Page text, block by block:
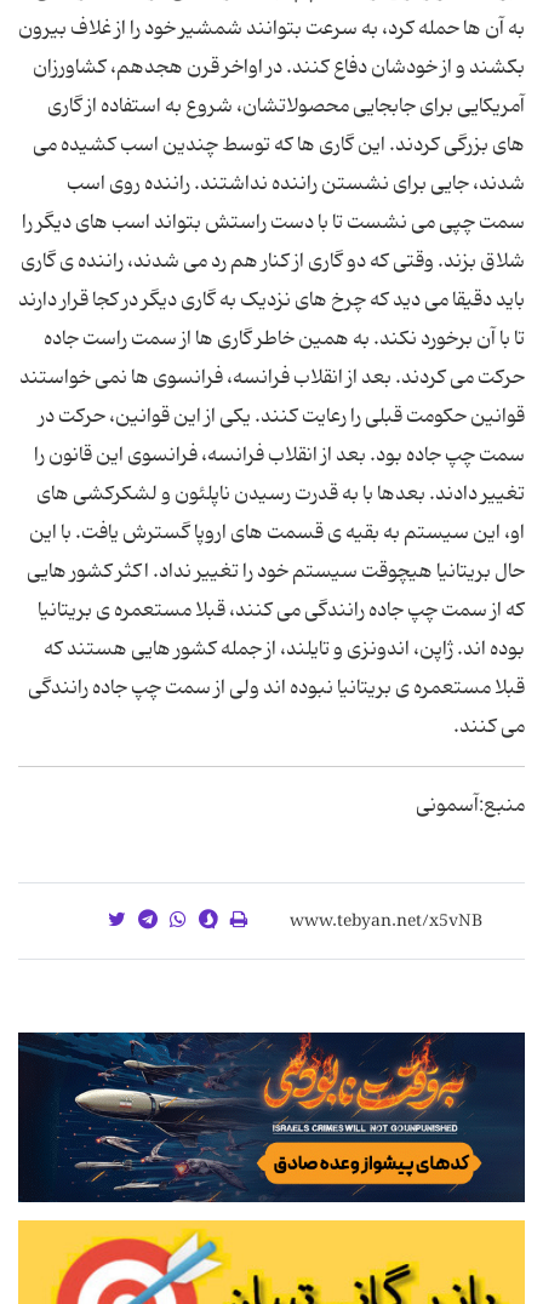
به آن ها حمله کرد، به سرعت بتوانند شمشیر خود را از غلاف بیرون
بکشند و از خودشان دفاع کنند. در اواخر قرن هجدهم، کشاورزان
آمریکایی برای جابجایی محصولاتشان، شروع به استفاده از گاری
های بزرگی کردند. این گاری ها که توسط چندین اسب کشیده می
شدند، جایی برای نشستن راننده نداشتند. راننده روی اسب
سمت چپی می نشست تا با دست راستش بتواند اسب های دیگر را
شلاق بزند. وقتی که دو گاری از کنار هم رد می شدند، راننده ی گاری
باید دقیقا می دید که چرخ های نزدیک به گاری دیگر در کجا قرار دارند
تا با آن برخورد نکند. به همین خاطر گاری ها از سمت راست جاده
حرکت می کردند. بعد از انقلاب فرانسه، فرانسوی ها نمی خواستند
قوانین حکومت قبلی را رعایت کنند. یکی از این قوانین، حرکت در
سمت چپ جاده بود. بعد از انقلاب فرانسه، فرانسوی این قانون را
تغییر دادند. بعدها با به قدرت رسیدن ناپلئون و لشکرکشی های
او، این سیستم به بقیه ی قسمت های اروپا گسترش یافت. با این
حال بریتانیا هیچوقت سیستم خود را تغییر نداد. اکثر کشور هایی
که از سمت چپ جاده رانندگی می کنند، قبلا مستعمره ی بریتانیا
بوده اند. ژاپن، اندونزی و تایلند، از جمله کشور هایی هستند که
قبلا مستعمره ی بریتانیا نبوده اند ولی از سمت چپ جاده رانندگی
می کنند.
منبع:آسمونی